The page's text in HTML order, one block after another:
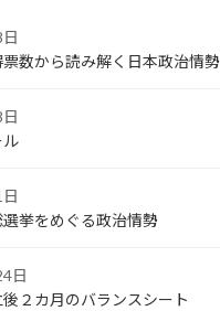
数から読み解く日本政治情勢
ル
挙をめぐる政治情勢
日
２カ月のバランスシート